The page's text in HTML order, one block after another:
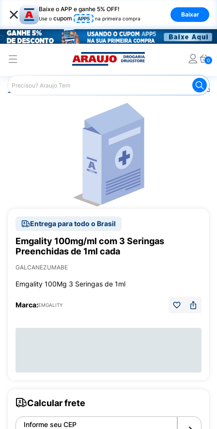
× Baixe o APP e ganhe 5% OFF!
Use o cupom APP5 na primeira compra
Baixar
0
Araujo Medicamentos Remédio
Entrega para todo o Brasil
Emgality 100mg/ml com 3 Seringas
Preenchidas de 1ml cada
GALCANEZUMABE
Emgality 100Mg 3 Seringas de 1ml
Marca:EMGALITY
Calcular frete
Informe seu CEP